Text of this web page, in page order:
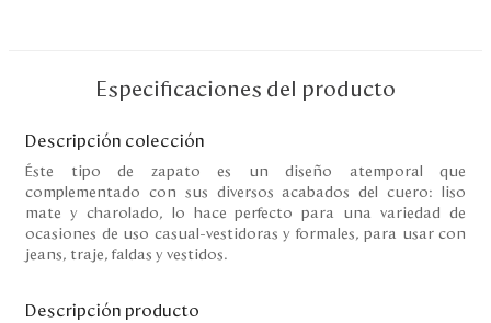
Servicio al cliente
Nuestras Tiendas
Colombia
Especificaciones del producto
Descripción colección
Éste tipo de zapato es un diseño atemporal que
complementado con sus diversos acabados del cuero: liso
mate y charolado, lo hace perfecto para una variedad de
ocasiones de uso casual-vestidoras y formales, para usar con
jeans, traje, faldas y vestidos.
Descripción producto